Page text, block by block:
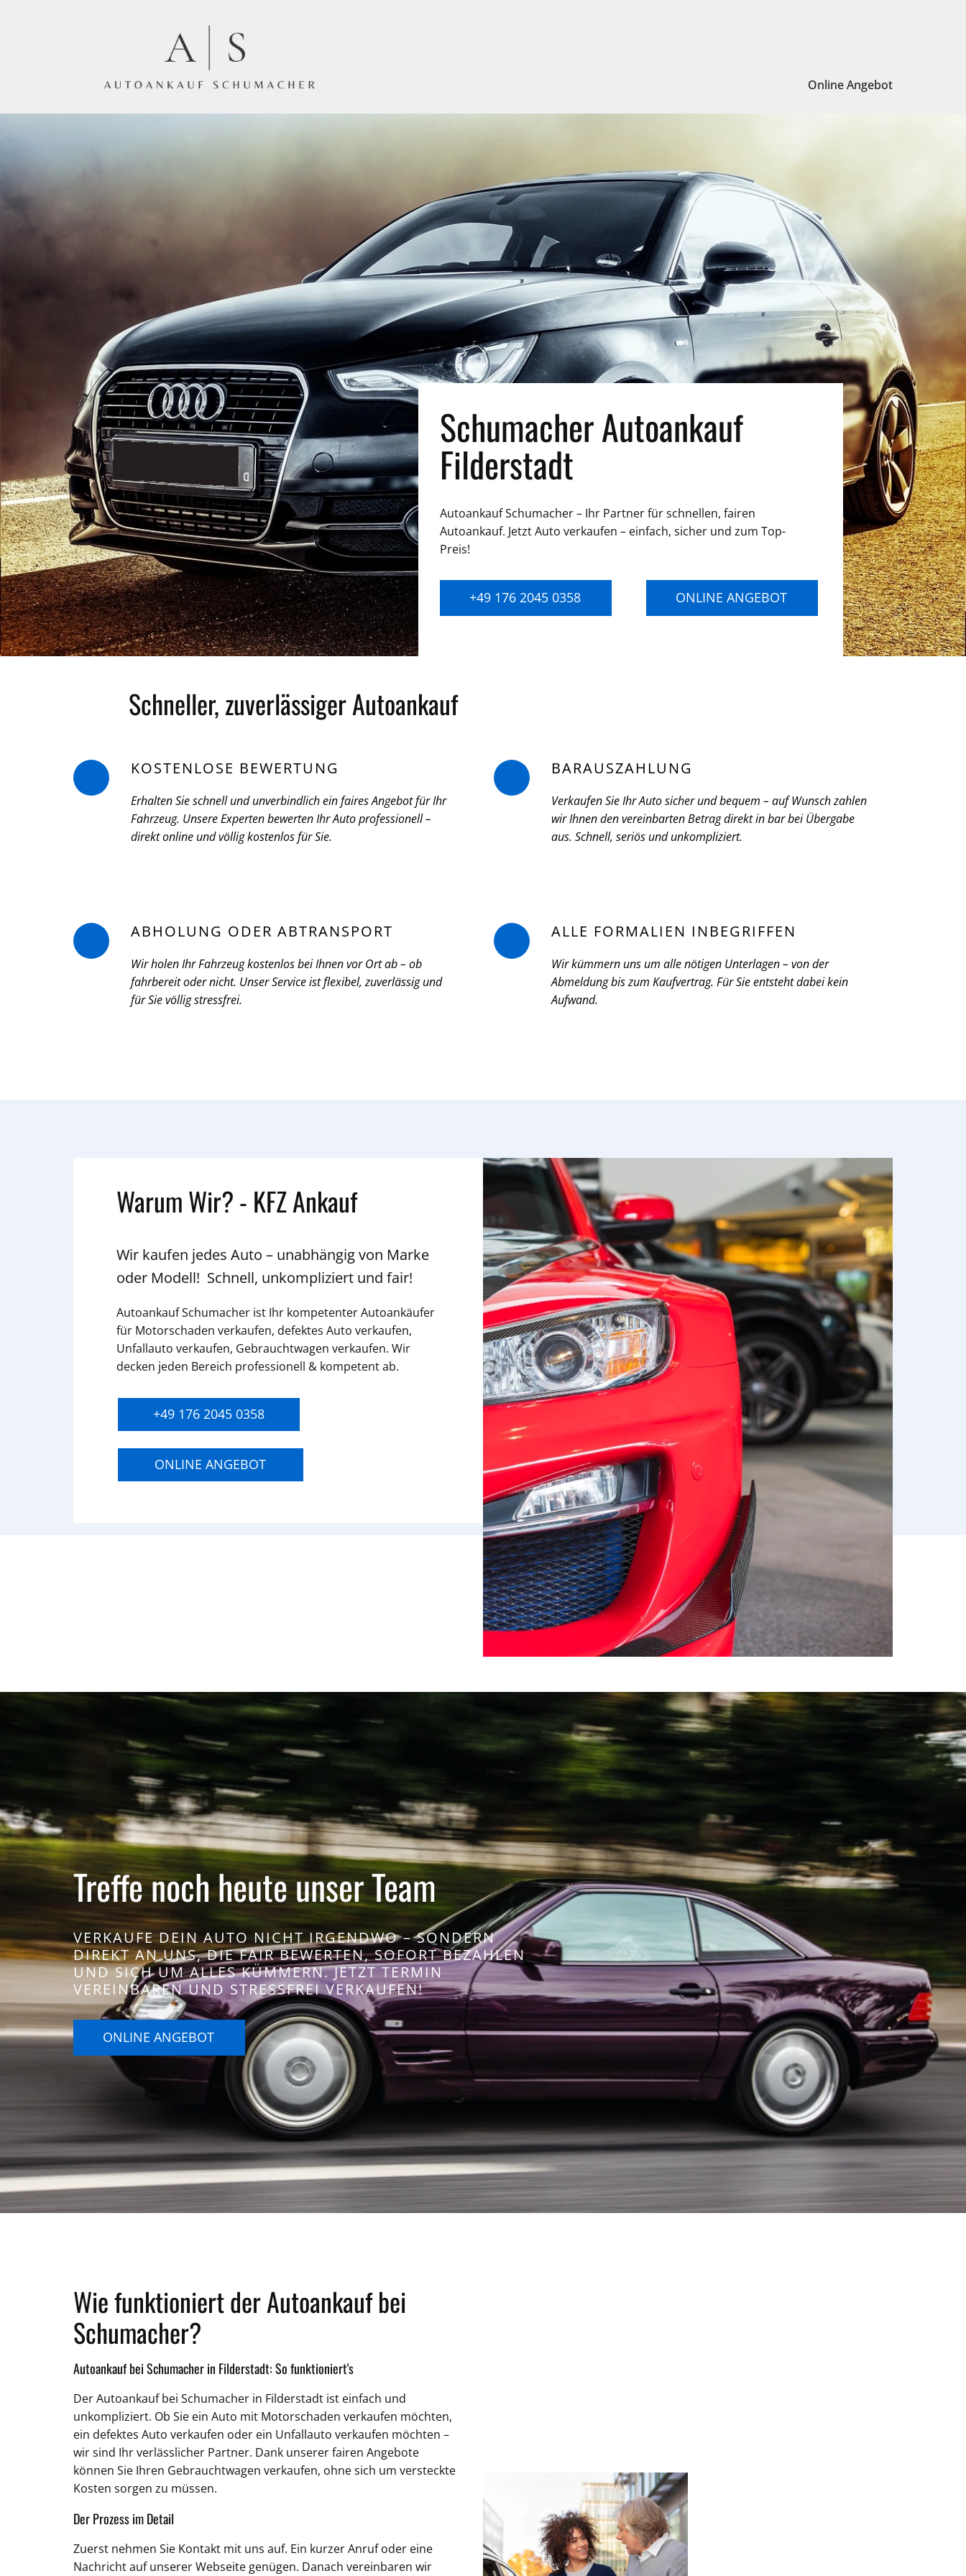
Online Angebot
Schumacher Autoankauf
Filderstadt
Autoankauf Schumacher – Ihr Partner für schnellen, fairen
Autoankauf. Jetzt Auto verkaufen – einfach, sicher und zum Top-
Preis!
+49 176 2045 0358 ONLINE ANGEBOT
Schneller, zuverlässiger Autoankauf
KOSTENLOSE BEWERTUNG
Erhalten Sie schnell und unverbindlich ein faires Angebot für Ihr
Fahrzeug. Unsere Experten bewerten Ihr Auto professionell –
direkt online und völlig kostenlos für Sie.
BARAUSZAHLUNG
Verkaufen Sie Ihr Auto sicher und bequem – auf Wunsch zahlen
wir Ihnen den vereinbarten Betrag direkt in bar bei Übergabe
aus. Schnell, seriös und unkompliziert.
ABHOLUNG ODER ABTRANSPORT
Wir holen Ihr Fahrzeug kostenlos bei Ihnen vor Ort ab – ob
fahrbereit oder nicht. Unser Service ist flexibel, zuverlässig und
für Sie völlig stressfrei.
ALLE FORMALIEN INBEGRIFFEN
Wir kümmern uns um alle nötigen Unterlagen – von der
Abmeldung bis zum Kaufvertrag. Für Sie entsteht dabei kein
Aufwand.
Warum Wir? - KFZ Ankauf
Wir kaufen jedes Auto – unabhängig von Marke
oder Modell! Schnell, unkompliziert und fair!
Autoankauf Schumacher ist Ihr kompetenter Autoankäufer
für Motorschaden verkaufen, defektes Auto verkaufen,
Unfallauto verkaufen, Gebrauchtwagen verkaufen. Wir
decken jeden Bereich professionell & kompetent ab.
+49 176 2045 0358
ONLINE ANGEBOT
Treffe noch heute unser Team
VERKAUFE DEIN AUTO NICHT IRGENDWO – SONDERN
DIREKT AN UNS, DIE FAIR BEWERTEN, SOFORT BEZAHLEN
UND SICH UM ALLES KÜMMERN. JETZT TERMIN
VEREINBAREN UND STRESSFREI VERKAUFEN!
ONLINE ANGEBOT
Wie funktioniert der Autoankauf bei
Schumacher?
Autoankauf bei Schumacher in Filderstadt: So funktioniert's
Der Autoankauf bei Schumacher in Filderstadt ist einfach und
unkompliziert. Ob Sie ein Auto mit Motorschaden verkaufen möchten,
ein defektes Auto verkaufen oder ein Unfallauto verkaufen möchten –
wir sind Ihr verlässlicher Partner. Dank unserer fairen Angebote
können Sie Ihren Gebrauchtwagen verkaufen, ohne sich um versteckte
Kosten sorgen zu müssen.
Der Prozess im Detail
Zuerst nehmen Sie Kontakt mit uns auf. Ein kurzer Anruf oder eine
Nachricht auf unserer Webseite genügen. Danach vereinbaren wir